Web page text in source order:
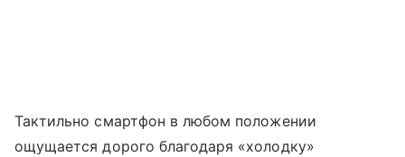
Тактильно смартфон в любом положении
ощущается дорого благодаря «холодку»